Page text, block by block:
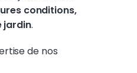
conditions,
jardin.
de nos